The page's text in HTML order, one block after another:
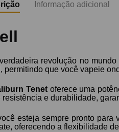
Informação adicional
revolução no
que você vapeie
Tenetoferece uma
e durabilidade,
esteja sempre pronto para
oferecendo a flexibilidade